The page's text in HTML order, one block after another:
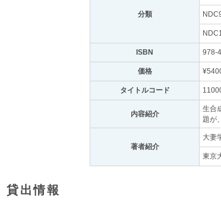
分類
ISBN 978-
価格
タイトルコード
内容紹介
生合
題が
著者紹介
大妻
東京
貸出情報